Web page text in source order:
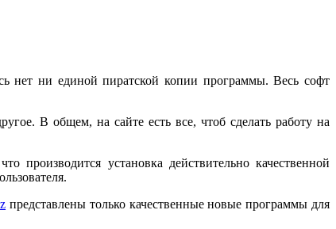
нет ни единой пиратской копии программы. Весь софт
В общем, на сайте есть все, чтоб сделать работу на
установка действительно качественной
представлены только качественные новые программы для